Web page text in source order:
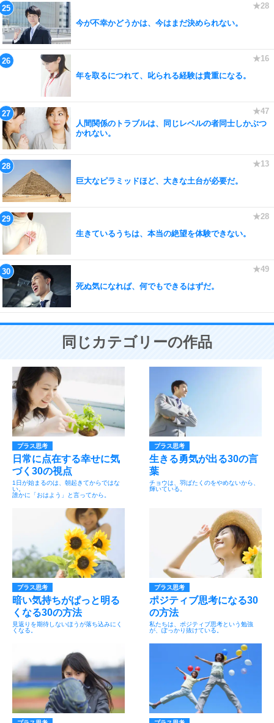
今が不幸かどうかは、今はまだ決められない。
年を取るにつれて、叱られる経験は貴重になる。
人間関係のトラブルは、同じレベルの者同士しかぶつ
かれない。
巨大なピラミッドほど、大きな土台が必要だ。
生きているうちは、本当の絶望を体験できない。
死ぬ気になれば、何でもできるはずだ。
同じカテゴリーの作品
プラス思考
日常に点在する幸せに気
づく30の視点
1日が始まるのは、朝起きてからではな
い。
誰かに「おはよう」と言ってから。
プラス思考
生きる勇気が出る30の言
葉
チョウは、羽ばたくのをやめないから、
輝いている。
プラス思考
暗い気持ちがぱっと明る
くなる30の方法
見返りを期待しないほうが落ち込みにく
くなる。
プラス思考
ポジティブ思考になる30
の方法
私たちは、ポジティブ思考という勉強
が、ぽっかり抜けている。